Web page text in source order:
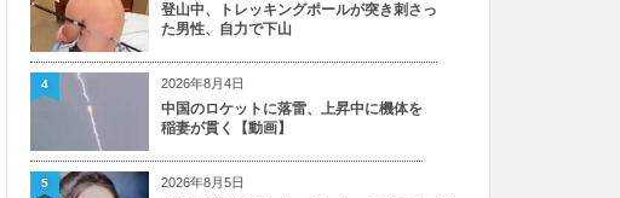
登山中、トレッキングポールが突き刺さっ
た男性、自力で下山
2026年8月4日
中国のロケットに落雷、上昇中に機体を
稲妻が貫く【動画】
4
2026年8月5日
5